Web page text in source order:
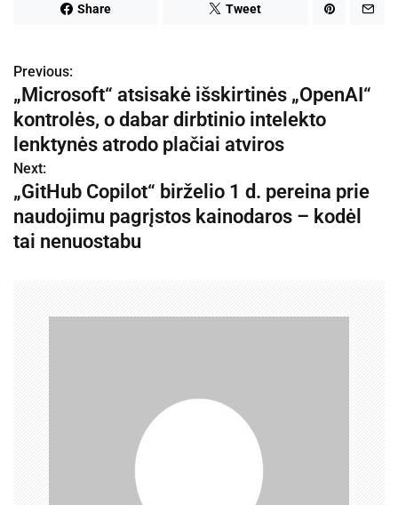
Share Tweet
N
a
v
i
g
a
Previous:
„Microsoft“ atsisakė išskirtinės „OpenAI“
kontrolės, o dabar dirbtinio intelekto
lenktynės atrodo plačiai atviros
Next:
„GitHub Copilot“ birželio 1 d. pereina prie
naudojimu pagrįstos kainodaros – kodėl
tai nenuostabu